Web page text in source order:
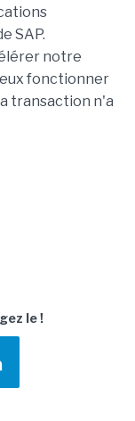
SAP.
notre
fonctionner
transaction n'a
le !